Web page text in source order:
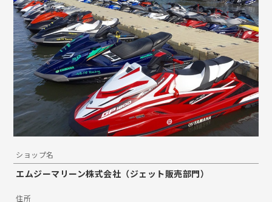
ショップ名
エムジーマリーン株式会社（ジェット販売部門）
住所